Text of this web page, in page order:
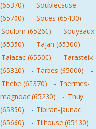
(65370)
- Soublecause
(65700)
- Soues (65430)
-
Soulom (65260)
- Souyeaux
(65350)
- Tajan (65300)
-
Talazac (65500)
- Tarasteix
(65320)
- Tarbes (65000)
-
Thebe (65370)
- Thermes-
magnoac (65230)
- Thuy
(65350)
- Tibiran-jaunac
(65660)
- Tilhouse (65130)